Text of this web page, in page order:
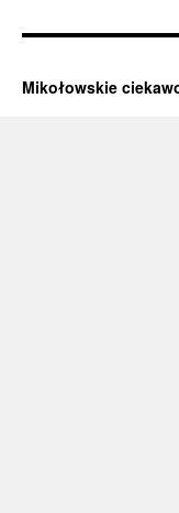
Mikołowskie